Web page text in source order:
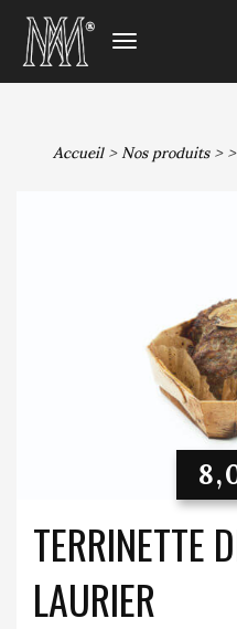
DÉPLIER
Accueil>Nos produits>
TERRINETTE
LAURIER